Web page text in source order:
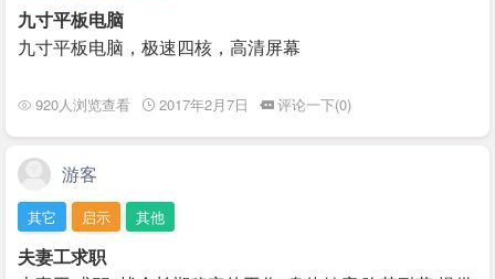
九寸平板电脑
九寸平板电脑，极速四核，高清屏幕
920人浏览查看 2017年2月7日 评论一下(0)
游客
其它 启示 其他
夫妻工求职